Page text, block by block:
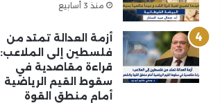
منذ 3 أسابيع
أزمة العدالة تمتد من
فلسطين إلى الملاعب:
قراءة مقاصدية في
سقوط القيم الرياضية
أمام منطق القوة